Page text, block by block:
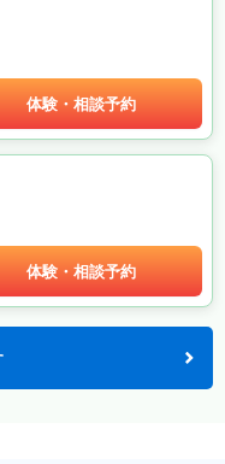
体験・相談予約
体験・相談予約